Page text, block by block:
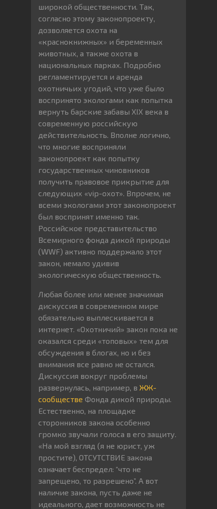
широкой общественности. Так,
согласно этому законопроекту,
дозволяется охота на
«краснокнижных» и беременных
животных, а также охота в
национальных парках. Подробно
регламентируется и аренда
охотничьих угодий, что уже было
воспринято экологами как попытка
вернуть барские забавы XIX века в
современную российскую
действительность. Вполне логично,
что многие восприняли
законопроект как попытку
государственных чиновников
получить правовое прикрытие для
следующих «vip-охот». Впрочем, не
всеми экологами этот законопроект
был воспринят именно так.
Российское представительство
Всемирного фонда дикой природы
(WWF) активно поддержало этот
закон, немало удивив
экологическую общественность.
Любая более или менее значимая
дискуссия в современном мире
обязательно выплескивается в
интернет. «Охотничий» закон пока не
оказался среди «топовых» тем для
обсуждения в блогах, но и без
внимания все равно не остался.
Дискуссия вокруг проблемы
развернулась, например, в ЖЖ-
сообществе Фонда дикой природы.
Естественно, на площадке
сторонников закона особенно
громко звучали голоса в его защиту.
«На мой взгляд (я не юрист, уж
простите), ОТСУТСТВИЕ закона
означает беспредел: “что не
запрещено, то разрешено”. А вот
наличие закона, пусть даже не
идеального, дает возможность не